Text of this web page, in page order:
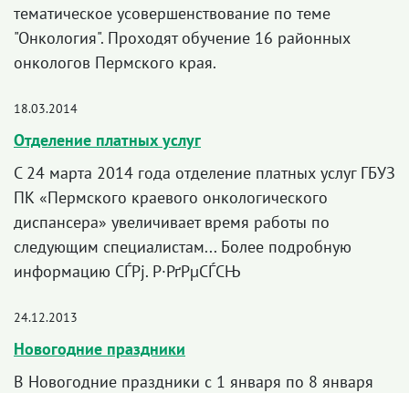
тематическое усовершенствование по теме
"Онкология". Проходят обучение 16 районных
онкологов Пермского края.
18.03.2014
Отделение платных услуг
С 24 марта 2014 года отделение платных услуг ГБУЗ
ПК «Пермского краевого онкологического
диспансера» увеличивает время работы по
следующим специалистам... Более подробную
информацию СЃРј. Р·РґРµСЃСЊ
24.12.2013
Новогодние праздники
В Новогодние праздники с 1 января по 8 января